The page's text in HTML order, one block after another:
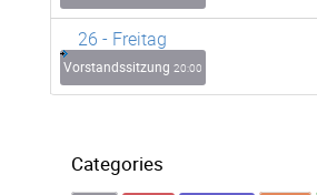
26 - Freitag
Vorstandssitzung 20:00
Categories